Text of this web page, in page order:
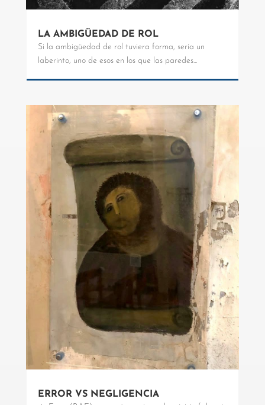
LA AMBIGÜEDAD DE ROL
Si la ambigüedad de rol tuviera forma, sería un
laberinto, uno de esos en los que las paredes...
ERROR VS NEGLIGENCIA